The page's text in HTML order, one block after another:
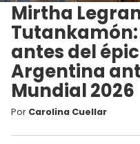
Mirtha
antes del
Argentina
Mundial 2026
Por Carolina Cuellar